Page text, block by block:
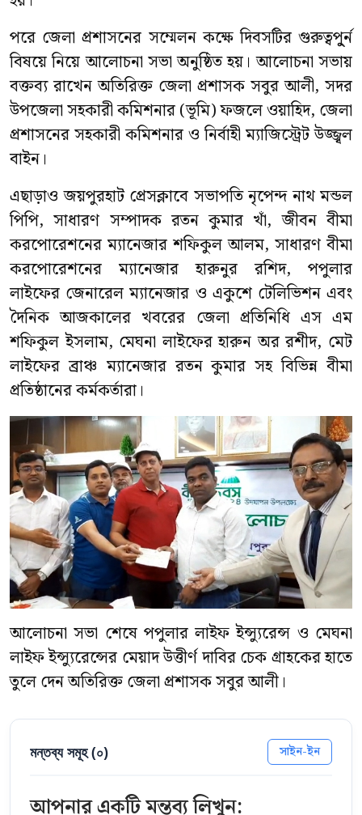
পরে জেলা প্রশাসনের সম্মেলন কক্ষে দিবসটির গুরুত্বপু্র্ন
বিষয়ে নিয়ে আলোচনা সভা অনুষ্ঠিত হয়। আলোচনা সভায়
বক্তব্য রাখেন অতিরিক্ত জেলা প্রশাসক সবুর আলী, সদর
উপজেলা সহকারী কমিশনার (ভূমি) ফজলে ওয়াহিদ, জেলা
প্রশাসনের সহকারী কমিশনার ও নির্বাহী ম্যাজিস্ট্রেট উজ্জ্বল
বাইন।
এছাড়াও জয়পুরহাট প্রেসক্লাবে সভাপতি নৃপেন্দ নাথ মন্ডল
পিপি, সাধারণ সম্পাদক রতন কুমার খাঁ, জীবন বীমা
করপোরেশনের ম্যানেজার শফিকুল আলম, সাধারণ বীমা
করপোরেশনের ম্যানেজার হারুনুর রশিদ, পপুলার
লাইফের জেনারেল ম্যানেজার ও একুশে টেলিভিশন এবং
দৈনিক আজকালের খবরের জেলা প্রতিনিধি এস এম
শফিকুল ইসলাম, মেঘনা লাইফের হারুন অর রশীদ, মেট
লাইফের ব্রাঞ্চ ম্যানেজার রতন কুমার সহ বিভিন্ন বীমা
প্রতিষ্ঠানের কর্মকর্তারা।
আলোচনা সভা শেষে পপুলার লাইফ ইন্স্যুরেন্স ও মেঘনা
লাইফ ইন্স্যুরেন্সের মেয়াদ উত্তীর্ণ দাবির চেক গ্রাহকের হাতে
তুলে দেন অতিরিক্ত জেলা প্রশাসক সবুর আলী।
মন্তব্য সমূহ (০) সাইন-ইন
আপনার একটি মন্তব্য লিখুন: